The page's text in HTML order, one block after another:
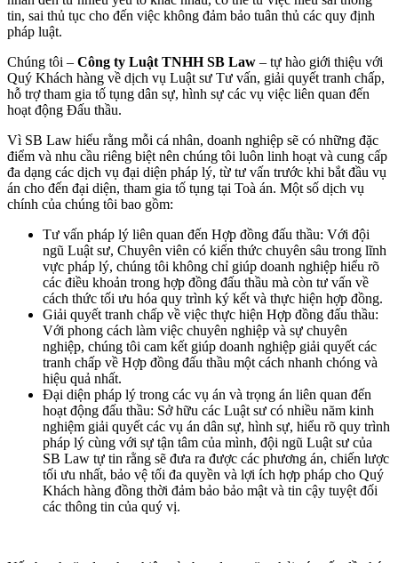
tin, sai thủ tục cho đến việc không đảm bảo tuân thủ các quy định
pháp luật.
Chúng tôi – Công ty Luật TNHH SB Law – tự hào giới thiệu với
Quý Khách hàng về dịch vụ Luật sư Tư vấn, giải quyết tranh chấp,
hỗ trợ tham gia tố tụng dân sự, hình sự các vụ việc liên quan đến
hoạt động Đấu thầu.
Vì SB Law hiểu rằng mỗi cá nhân, doanh nghiệp sẽ có những đặc
điểm và nhu cầu riêng biệt nên chúng tôi luôn linh hoạt và cung cấp
đa dạng các dịch vụ đại diện pháp lý, từ tư vấn trước khi bắt đầu vụ
án cho đến đại diện, tham gia tố tụng tại Toà án. Một số dịch vụ
chính của chúng tôi bao gồm:
Tư vấn pháp lý liên quan đến Hợp đồng đấu thầu: Với đội
ngũ Luật sư, Chuyên viên có kiến thức chuyên sâu trong lĩnh
vực pháp lý, chúng tôi không chỉ giúp doanh nghiệp hiểu rõ
các điều khoản trong hợp đồng đấu thầu mà còn tư vấn về
cách thức tối ưu hóa quy trình ký kết và thực hiện hợp đồng.
Giải quyết tranh chấp về việc thực hiện Hợp đồng đấu thầu:
Với phong cách làm việc chuyên nghiệp và sự chuyên
nghiệp, chúng tôi cam kết giúp doanh nghiệp giải quyết các
tranh chấp về Hợp đồng đấu thầu một cách nhanh chóng và
hiệu quả nhất.
Đại diện pháp lý trong các vụ án và trọng án liên quan đến
hoạt động đấu thầu: Sở hữu các Luật sư có nhiều năm kinh
nghiệm giải quyết các vụ án dân sự, hình sự, hiểu rõ quy trình
pháp lý cùng với sự tận tâm của mình, đội ngũ Luật sư của
SB Law tự tin rằng sẽ đưa ra được các phương án, chiến lược
tối ưu nhất, bảo vệ tối đa quyền và lợi ích hợp pháp cho Quý
Khách hàng đồng thời đảm bảo bảo mật và tin cậy tuyệt đối
các thông tin của quý vị.